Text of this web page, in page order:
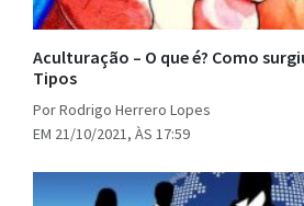
Aculturação – O que é? Como
Tipos
Por Rodrigo Herrero Lopes
EM 21/10/2021, ÀS 17:59